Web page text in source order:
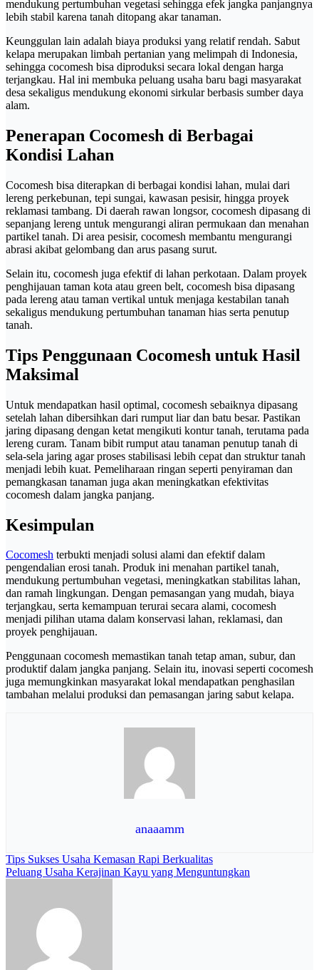
mendukung pertumbuhan vegetasi sehingga efek jangka panjangnya
lebih stabil karena tanah ditopang akar tanaman.
Keunggulan lain adalah biaya produksi yang relatif rendah. Sabut
kelapa merupakan limbah pertanian yang melimpah di Indonesia,
sehingga cocomesh bisa diproduksi secara lokal dengan harga
terjangkau. Hal ini membuka peluang usaha baru bagi masyarakat
desa sekaligus mendukung ekonomi sirkular berbasis sumber daya
alam.
Penerapan Cocomesh di Berbagai
Kondisi Lahan
Cocomesh bisa diterapkan di berbagai kondisi lahan, mulai dari
lereng perkebunan, tepi sungai, kawasan pesisir, hingga proyek
reklamasi tambang. Di daerah rawan longsor, cocomesh dipasang di
sepanjang lereng untuk mengurangi aliran permukaan dan menahan
partikel tanah. Di area pesisir, cocomesh membantu mengurangi
abrasi akibat gelombang dan arus pasang surut.
Selain itu, cocomesh juga efektif di lahan perkotaan. Dalam proyek
penghijauan taman kota atau green belt, cocomesh bisa dipasang
pada lereng atau taman vertikal untuk menjaga kestabilan tanah
sekaligus mendukung pertumbuhan tanaman hias serta penutup
tanah.
Tips Penggunaan Cocomesh untuk Hasil
Maksimal
Untuk mendapatkan hasil optimal, cocomesh sebaiknya dipasang
setelah lahan dibersihkan dari rumput liar dan batu besar. Pastikan
jaring dipasang dengan ketat mengikuti kontur tanah, terutama pada
lereng curam. Tanam bibit rumput atau tanaman penutup tanah di
sela-sela jaring agar proses stabilisasi lebih cepat dan struktur tanah
menjadi lebih kuat. Pemeliharaan ringan seperti penyiraman dan
pemangkasan tanaman juga akan meningkatkan efektivitas
cocomesh dalam jangka panjang.
Kesimpulan
Cocomesh terbukti menjadi solusi alami dan efektif dalam
pengendalian erosi tanah. Produk ini menahan partikel tanah,
mendukung pertumbuhan vegetasi, meningkatkan stabilitas lahan,
dan ramah lingkungan. Dengan pemasangan yang mudah, biaya
terjangkau, serta kemampuan terurai secara alami, cocomesh
menjadi pilihan utama dalam konservasi lahan, reklamasi, dan
proyek penghijauan.
Penggunaan cocomesh memastikan tanah tetap aman, subur, dan
produktif dalam jangka panjang. Selain itu, inovasi seperti cocomesh
juga memungkinkan masyarakat lokal mendapatkan penghasilan
tambahan melalui produksi dan pemasangan jaring sabut kelapa.
anaaamm
Navigasi
pos
Tips Sukses Usaha Kemasan Rapi Berkualitas
Peluang Usaha Kerajinan Kayu yang Menguntungkan